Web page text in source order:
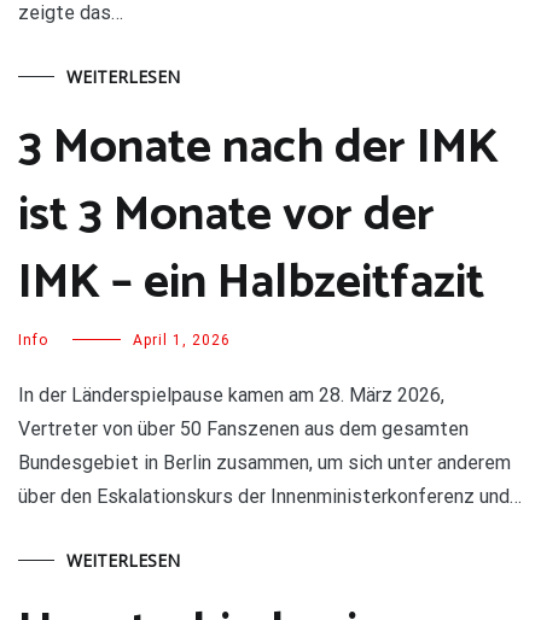
zeigte das…
WEITERLESEN
3 Monate nach der IMK
ist 3 Monate vor der
IMK – ein Halbzeitfazit
Info April 1, 2026
In der Länderspielpause kamen am 28. März 2026,
Vertreter von über 50 Fanszenen aus dem gesamten
Bundesgebiet in Berlin zusammen, um sich unter anderem
über den Eskalationskurs der Innenministerkonferenz und…
WEITERLESEN